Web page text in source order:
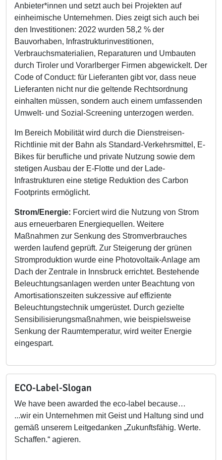
Anbieter*innen und setzt auch bei Projekten auf
einheimische Unternehmen. Dies zeigt sich auch bei
den Investitionen: 2022 wurden 58,2 % der
Bauvorhaben, Infrastrukturinvestitionen,
Verbrauchsmaterialien, Reparaturen und Umbauten
durch Tiroler und Vorarlberger Firmen abgewickelt. Der
Code of Conduct: für Lieferanten gibt vor, dass neue
Lieferanten nicht nur die geltende Rechtsordnung
einhalten müssen, sondern auch einem umfassenden
Umwelt- und Sozial-Screening unterzogen werden.
Im Bereich Mobilität wird durch die Dienstreisen-
Richtlinie mit der Bahn als Standard-Verkehrsmittel, E-
Bikes für berufliche und private Nutzung sowie dem
stetigen Ausbau der E-Flotte und der Lade-
Infrastrukturen eine stetige Reduktion des Carbon
Footprints ermöglicht.
Strom/Energie: Forciert wird die Nutzung von Strom
aus erneuerbaren Energiequellen. Weitere
Maßnahmen zur Senkung des Stromverbrauches
werden laufend geprüft. Zur Steigerung der grünen
Stromproduktion wurde eine Photovoltaik-Anlage am
Dach der Zentrale in Innsbruck errichtet. Bestehende
Beleuchtungsanlagen werden unter Beachtung von
Amortisationszeiten sukzessive auf effiziente
Beleuchtungstechnik umgerüstet. Durch gezielte
Sensibilisierungsmaßnahmen, wie beispielsweise
Senkung der Raumtemperatur, wird weiter Energie
eingespart.
ECO-Label-Slogan
We have been awarded the eco-label because…
...wir ein Unternehmen mit Geist und Haltung sind und
gemäß unserem Leitgedanken „Zukunftsfähig. Werte.
Schaffen.“ agieren.